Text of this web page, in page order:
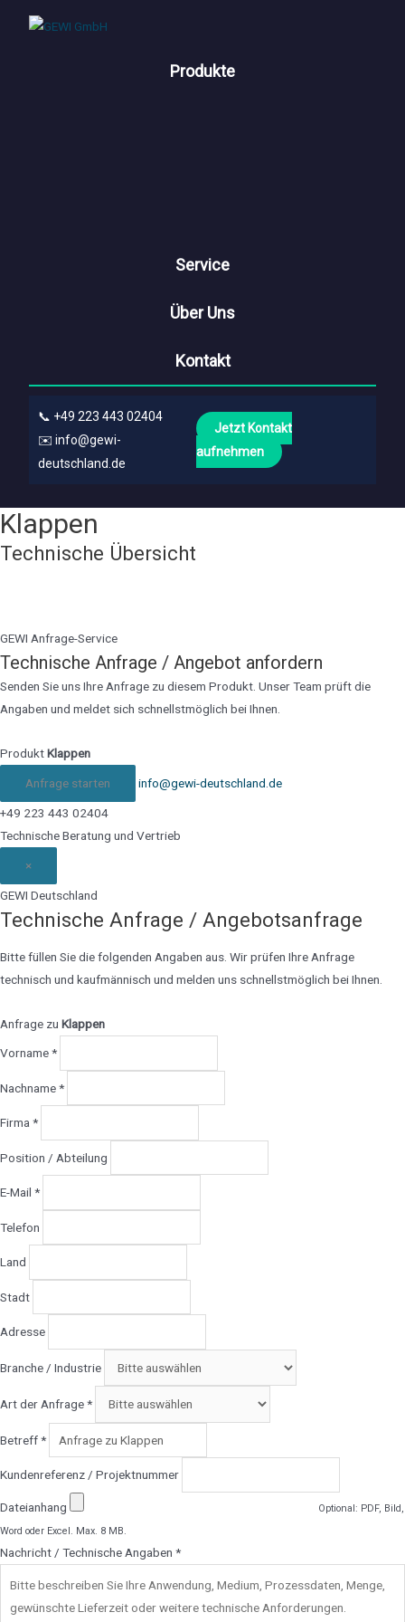
Produkte
Service
Über Uns
Kontakt
📞 +49 223 443 02404
✉️ info@gewi-
deutschland.de
Jetzt Kontakt
aufnehmen
Klappen
Technische Übersicht
GEWI Anfrage-Service
Technische Anfrage / Angebot anfordern
Senden Sie uns Ihre Anfrage zu diesem Produkt. Unser Team prüft die
Angaben und meldet sich schnellstmöglich bei Ihnen.
ProduktKlappen
Anfrage starten info@gewi-deutschland.de
+49 223 443 02404
Technische Beratung und Vertrieb
×
GEWI Deutschland
Technische Anfrage / Angebotsanfrage
Bitte füllen Sie die folgenden Angaben aus. Wir prüfen Ihre Anfrage
technisch und kaufmännisch und melden uns schnellstmöglich bei Ihnen.
Anfrage zu Klappen
Vorname *
Nachname *
Firma *
Position / Abteilung
E-Mail *
Telefon
Land
Stadt
Adresse
Branche / Industrie
Art der Anfrage *
Betreff *
Kundenreferenz / Projektnummer
Dateianhang
Optional: PDF, Bild,
Word oder Excel. Max. 8 MB.
Nachricht / Technische Angaben *